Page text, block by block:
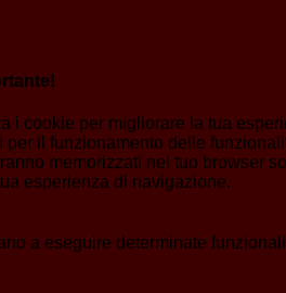
i cookie per migliorare la tua
per il funzionamento delle
memorizzati nel tuo browser
esperienza di navigazione.
a eseguire determinate